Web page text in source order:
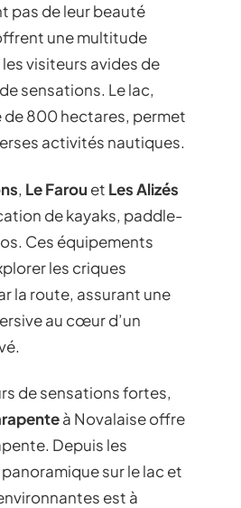
pas de leur beauté
une multitude
visiteurs avides de
sensations. Le lac,
de 800 hectares, permet
activités nautiques.
, Le Farou et Les Alizés
de kayaks, paddle-
Ces équipements
les criques
la route, assurant une
au cœur d’un
de sensations fortes,
à Novalaise offre
Depuis les
sur le lac et
est à